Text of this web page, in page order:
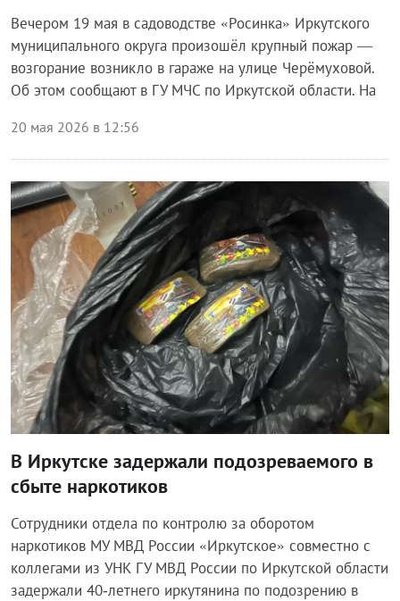
Вечером 19 мая в садоводстве «Росинка» Иркутского
муниципального округа произошёл крупный пожар —
возгорание возникло в гараже на улице Черёмуховой.
Об этом сообщают в ГУ МЧС по Иркутской области. На
20 мая 2026 в 12:56
Происшествия
В Иркутске задержали подозреваемого в
сбыте наркотиков
Сотрудники отдела по контролю за оборотом
наркотиков МУ МВД России «Иркутское» совместно с
коллегами из УНК ГУ МВД России по Иркутской области
задержали 40‑летнего иркутянина по подозрению в